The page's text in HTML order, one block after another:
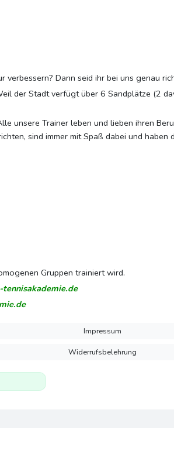
Dann seid ihr bei uns genau
der Stadt verfügt über 6 Sandplätze (2
unsere Trainer leben und lieben ihren
sind immer mit Spaß dabei und haben
Gruppen trainiert wird.
Impressum
Widerrufsbelehrung